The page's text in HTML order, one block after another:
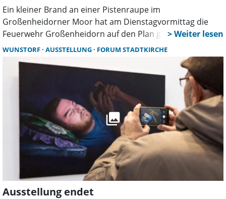
Ein kleiner Brand an einer Pistenraupe im
Großenheidorner Moor hat am Dienstagvormittag die
Feuerwehr Großenheidorn auf den Plan gerufen. Dank
des umsichtigen Handelns des Fahrers und des schnellen
Eingreifens der Einsatzkräfte konnte eine Ausbreitung des
Feuers verhindert werden.
WUNSTORF AUSSTELLUNG FORUM STADTKIRCHE
Ausstellung endet